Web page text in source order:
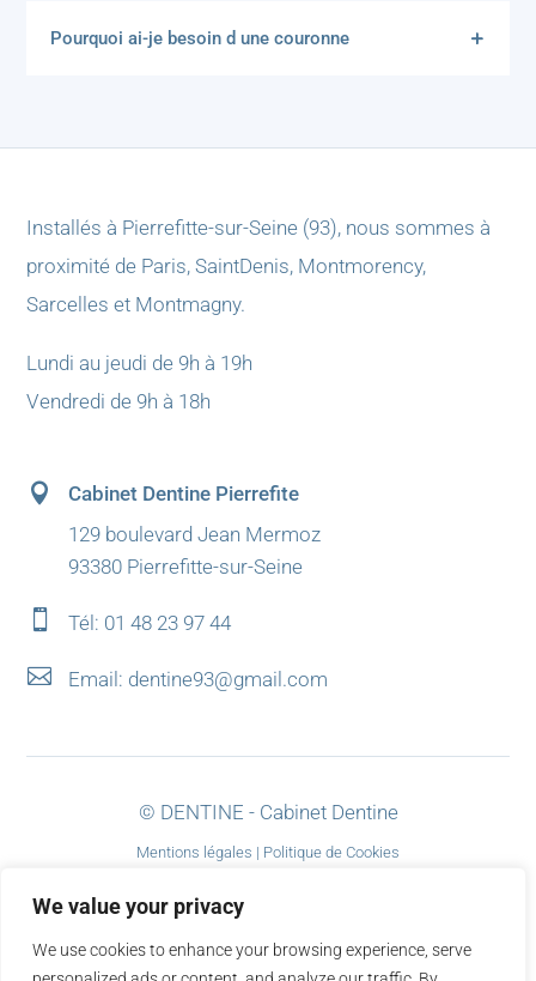
We value your privacy
We use cookies to enhance your browsing experience, serve
Pourquoi ai-je besoin d une couronne
Installés à Pierrefitte-sur-Seine (93), nous sommes à
proximité de Paris, SaintDenis, Montmorency,
Sarcelles et Montmagny.
Lundi au jeudi de 9h à 19h
Vendredi de 9h à 18h

Cabinet Dentine Pierrefite
129 boulevard Jean Mermoz
93380 Pierrefitte-sur-Seine
 Tél: 01 48 23 97 44
 Email: dentine93@gmail.com
© DENTINE - Cabinet Dentine
Mentions légales | Politique de Cookies